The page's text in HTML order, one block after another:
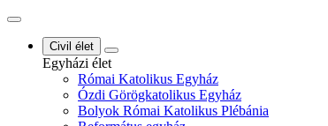
Civil élet
Egyházi élet
Római Katolikus Egyház
Ózdi Görögkatolikus Egyház
Bolyok Római Katolikus Plébánia